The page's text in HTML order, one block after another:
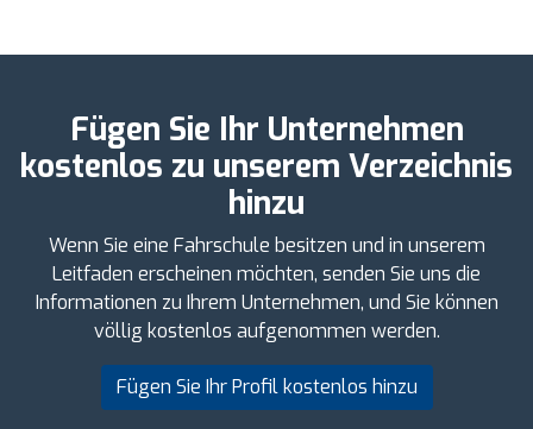
Fügen Sie Ihr Unternehmen
kostenlos zu unserem Verzeichnis
hinzu
Wenn Sie eine Fahrschule besitzen und in unserem
Leitfaden erscheinen möchten, senden Sie uns die
Informationen zu Ihrem Unternehmen, und Sie können
völlig kostenlos aufgenommen werden.
Fügen Sie Ihr Profil kostenlos hinzu